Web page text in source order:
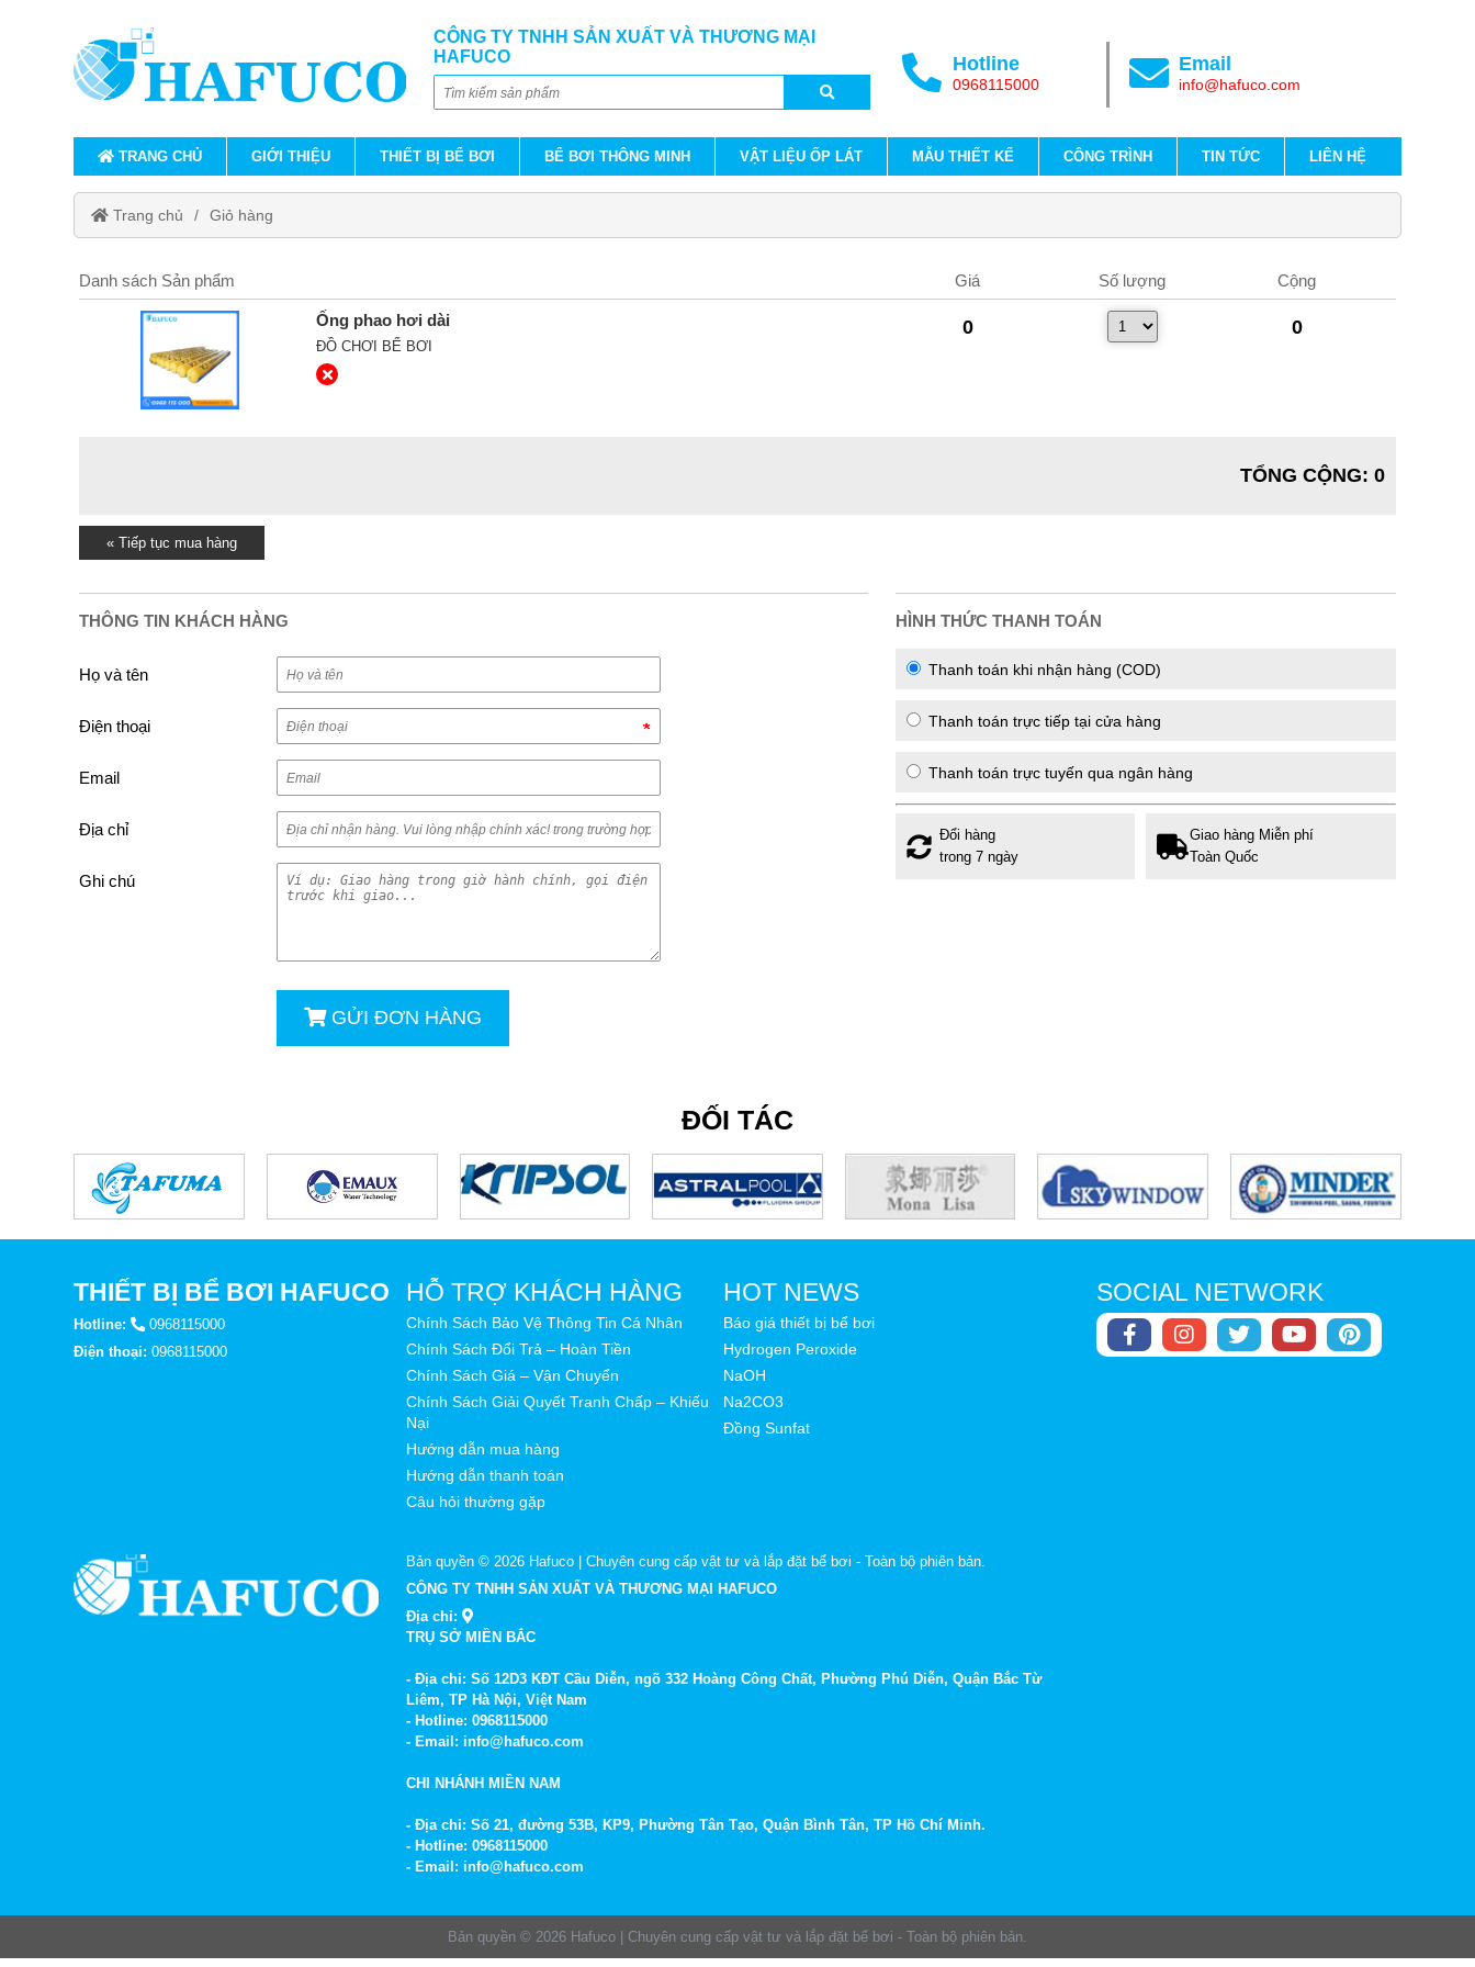
CÔNG TY TNHH SẢN XUẤT VÀ THƯƠNG MẠI
HAFUCO
Hotline
0968115000
Email
info@hafuco.com
TRANG CHỦ GIỚI THIỆU THIẾT BỊ BỂ BƠI BỂ BƠI THÔNG MINH VẬT LIỆU ỐP LÁT MẪU THIẾT KẾ CÔNG TRÌNH TIN TỨC LIÊN HỆ
Trang chủ Giỏ hàng
Danh sách Sản phẩm Giá Số lượng Cộng
Ống phao hơi dài
ĐỒ CHƠI BỂ BƠI
0 0
TỔNG CỘNG: 0
« Tiếp tục mua hàng
THÔNG TIN KHÁCH HÀNG
Họ và tên
Điện thoại
Email
Địa chỉ
Ghi chú
GỬI ĐƠN HÀNG
HÌNH THỨC THANH TOÁN
Thanh toán khi nhận hàng (COD)
Thanh toán trực tiếp tại cửa hàng
Thanh toán trực tuyến qua ngân hàng
Đổi hàng
trong 7 ngày
Giao hàng Miễn phí
Toàn Quốc
ĐỐI TÁC
THIẾT BỊ BỂ BƠI HAFUCO
Hotline:
0968115000
Điện thoại: 0968115000
HỖ TRỢ KHÁCH HÀNG
Chính Sách Bảo Vệ Thông Tin Cá Nhân
Chính Sách Đổi Trả – Hoàn Tiền
Chính Sách Giá – Vận Chuyển
Chính Sách Giải Quyết Tranh Chấp – Khiếu
Nại
Hướng dẫn mua hàng
Hướng dẫn thanh toán
Câu hỏi thường gặp
HOT NEWS
Báo giá thiết bị bể bơi
Hydrogen Peroxide
NaOH
Na2CO3
Đồng Sunfat
SOCIAL NETWORK
Bản quyền © 2026 Hafuco | Chuyên cung cấp vật tư và lắp đặt bể bơi - Toàn bộ phiên bản.
CÔNG TY TNHH SẢN XUẤT VÀ THƯƠNG MẠI HAFUCO
Địa chỉ:
TRỤ SỞ MIỀN BẮC
- Địa chỉ: Số 12D3 KĐT Cầu Diễn, ngõ 332 Hoàng Công Chất, Phường Phú Diễn, Quận Bắc Từ
Liêm, TP Hà Nội, Việt Nam
- Hotline: 0968115000
- Email: info@hafuco.com
CHI NHÁNH MIỀN NAM
- Địa chỉ: Số 21, đường 53B, KP9, Phường Tân Tạo, Quận Bình Tân, TP Hồ Chí Minh.
- Hotline: 0968115000
- Email: info@hafuco.com
Bản quyền © 2026 Hafuco | Chuyên cung cấp vật tư và lắp đặt bể bơi - Toàn bộ phiên bản.